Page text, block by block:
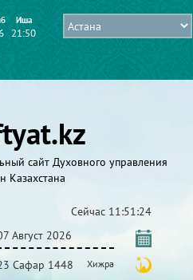
Иша
21:50
сайт Духовного управления
Казахстана
Сейчас 11:51:25
Август 2026
Сафар 1448 Хижра